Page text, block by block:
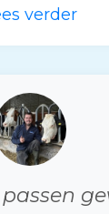
verder
passen